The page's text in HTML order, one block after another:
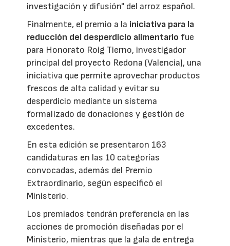
investigación y difusión" del arroz español.
Finalmente, el premio a la iniciativa para la
reducción del desperdicio alimentario fue
para Honorato Roig Tierno, investigador
principal del proyecto Redona (Valencia), una
iniciativa que permite aprovechar productos
frescos de alta calidad y evitar su
desperdicio mediante un sistema
formalizado de donaciones y gestión de
excedentes.
En esta edición se presentaron 163
candidaturas en las 10 categorías
convocadas, además del Premio
Extraordinario, según especificó el
Ministerio.
Los premiados tendrán preferencia en las
acciones de promoción diseñadas por el
Ministerio, mientras que la gala de entrega